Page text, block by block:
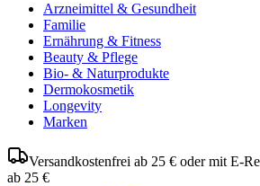
Arzneimittel & Gesundheit
Familie
Ernährung & Fitness
Beauty & Pflege
Bio- & Naturprodukte
Dermokosmetik
Longevity
Marken
Versandkostenfrei ab 25 € oder mit E-
ab 25 €